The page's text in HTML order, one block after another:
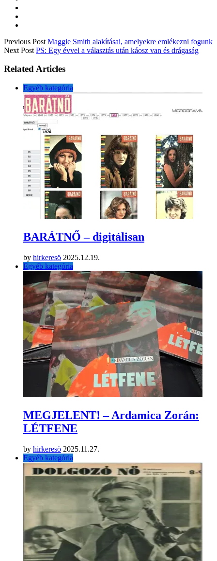
Previous Post Maggie Smith alakításai, amelyekre emlékezni fogunk
Next Post PS: Egy évvel a választás után káosz van és drágaság
Related Articles
Egyéb kategória
BARÁTNŐ – digitálisan
by hirkeresö 2025.12.19.
Egyéb kategória
MEGJELENT! – Ardamica Zorán:
LÉTFENE
by hirkeresö 2025.11.27.
Egyéb kategória